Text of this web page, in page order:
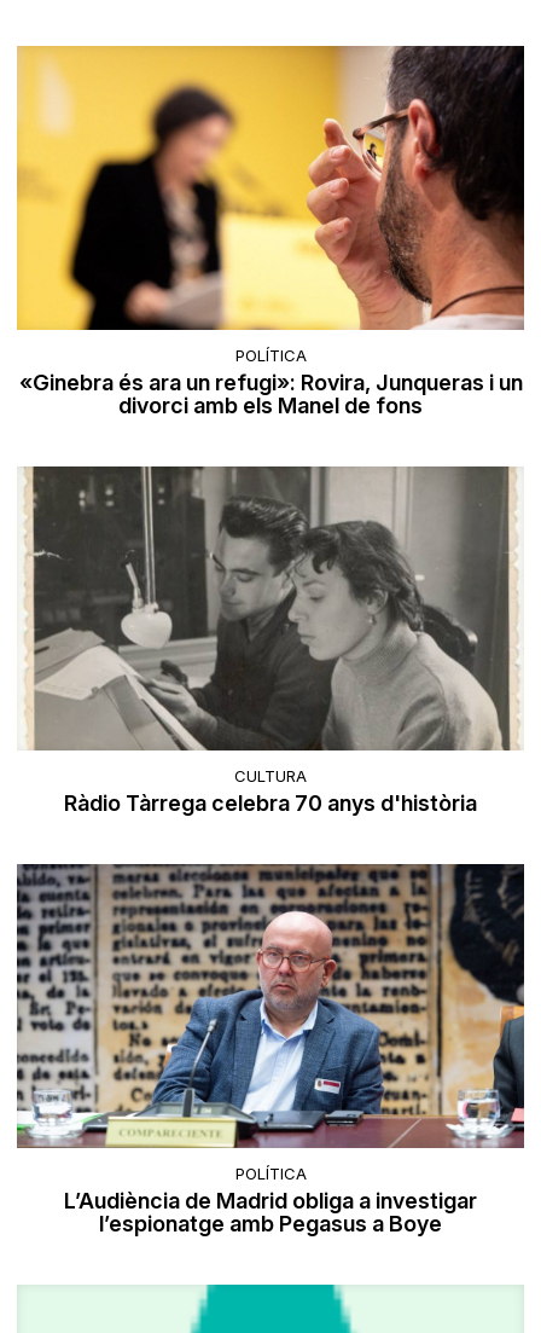
POLÍTICA
«Ginebra és ara un refugi»: Rovira, Junqueras i un
divorci amb els Manel de fons
CULTURA
Ràdio Tàrrega celebra 70 anys d'història
POLÍTICA
L’Audiència de Madrid obliga a investigar
l’espionatge amb Pegasus a Boye